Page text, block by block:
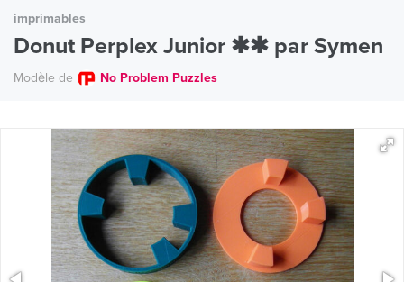
imprimables
Donut Perplex Junior ✱✱ par Symen
Modèle de No Problem Puzzles